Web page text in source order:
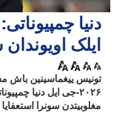
دنیا
ایلک
تونیس ییغماسینین
۲۰۲۶-جی ایل دنیا
مغلوبیتدن سونرا